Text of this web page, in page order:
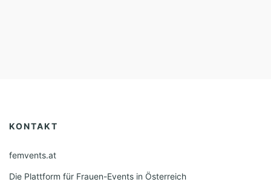
KONTAKT
femvents.at
Die Plattform für Frauen-Events in Österreich